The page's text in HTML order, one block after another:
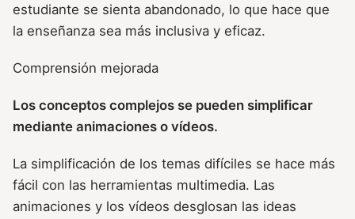
estudiante se sienta abandonado, lo que hace que
la enseñanza sea más inclusiva y eficaz.
Comprensión mejorada
Los conceptos complejos se pueden simplificar
mediante animaciones o vídeos.
La simplificación de los temas difíciles se hace más
fácil con las herramientas multimedia. Las
animaciones y los vídeos desglosan las ideas